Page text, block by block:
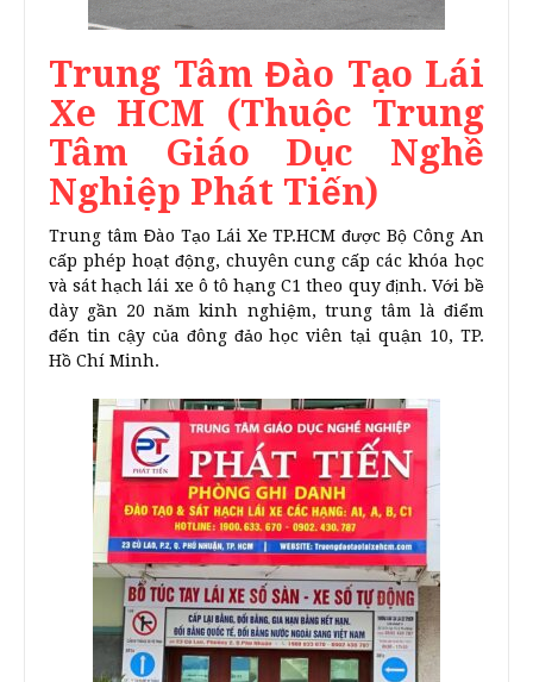
Trung Tâm Đào Tạo Lái
Xe HCM (Thuộc Trung
Tâm Giáo Dục Nghề
Nghiệp Phát Tiến)
Trung tâm Đào Tạo Lái Xe TP.HCM được Bộ Công An
cấp phép hoạt động, chuyên cung cấp các khóa học
và sát hạch lái xe ô tô hạng C1 theo quy định. Với bề
dày gần 20 năm kinh nghiệm, trung tâm là điểm
đến tin cậy của đông đảo học viên tại quận 10, TP.
Hồ Chí Minh.